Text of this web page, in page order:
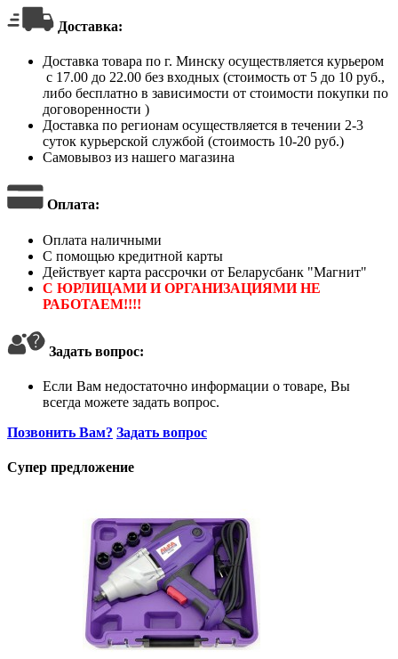
Доставка:
Доставка товара по г. Минску осуществляется курьером
с 17.00 до 22.00 без входных (стоимость от 5 до 10 руб.,
либо бесплатно в зависимости от стоимости покупки по
договоренности )
Доставка по регионам осуществляется в течении 2-3
суток курьерской службой (стоимость 10-20 руб.)
Самовывоз из нашего магазина
Оплата:
Оплата наличными
С помощью кредитной карты
Действует карта рассрочки от Беларусбанк "Магнит"
С ЮРЛИЦАМИ И ОРГАНИЗАЦИЯМИ НЕ
РАБОТАЕМ!!!!
Задать вопрос:
Если Вам недостаточно информации о товаре, Вы
всегда можете задать вопрос.
Позвонить Вам? Задать вопрос
Супер предложение